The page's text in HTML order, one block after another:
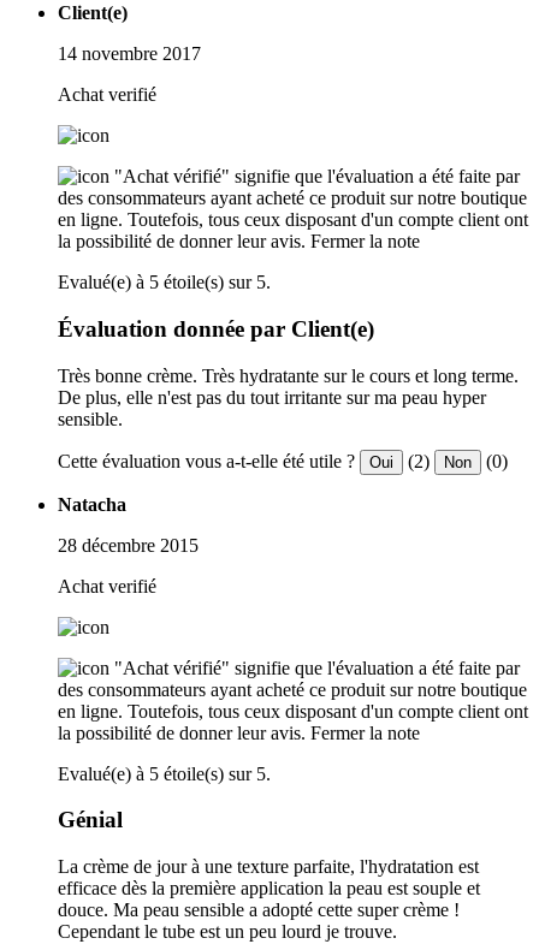
Client(e)
14 novembre 2017
Achat verifié
"Achat vérifié" signifie que l'évaluation a été faite par
des consommateurs ayant acheté ce produit sur notre boutique
en ligne. Toutefois, tous ceux disposant d'un compte client ont
la possibilité de donner leur avis. Fermer la note
Evalué(e) à 5 étoile(s) sur 5.
Évaluation donnée par Client(e)
Très bonne crème. Très hydratante sur le cours et long terme.
De plus, elle n'est pas du tout irritante sur ma peau hyper
sensible.
Cette évaluation vous a-t-elle été utile ? Oui (2) Non (0)
Natacha
28 décembre 2015
Achat verifié
"Achat vérifié" signifie que l'évaluation a été faite par
des consommateurs ayant acheté ce produit sur notre boutique
en ligne. Toutefois, tous ceux disposant d'un compte client ont
la possibilité de donner leur avis. Fermer la note
Evalué(e) à 5 étoile(s) sur 5.
Génial
La crème de jour à une texture parfaite, l'hydratation est
efficace dès la première application la peau est souple et
douce. Ma peau sensible a adopté cette super crème !
Cependant le tube est un peu lourd je trouve.